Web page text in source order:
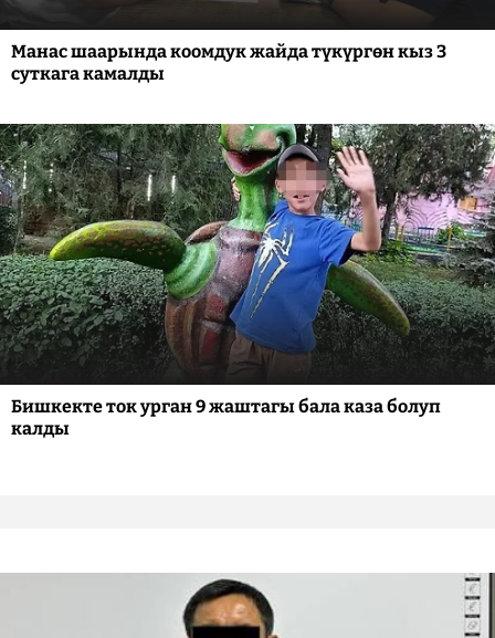
Манас шаарында коомдук жайда түкүргөн кыз 3
суткага камалды
Бишкекте ток урган 9 жаштагы бала каза болуп
калды